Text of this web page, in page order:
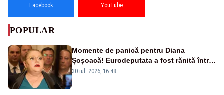
Facebook YouTube
POPULAR
Momente de panică pentru Diana
Șoșoacă! Eurodeputata a fost rănită într-
un accident rutier
30 iul. 2026, 16:48